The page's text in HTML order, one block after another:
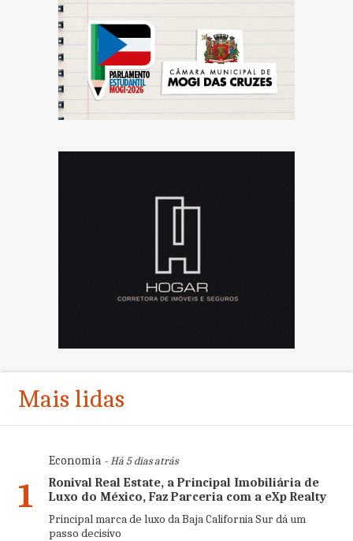
Mais lidas
1
Economia- Há 5 dias atrás
Ronival Real Estate, a Principal Imobiliária de
Luxo do México, Faz Parceria com a eXp Realty
Principal marca de luxo da Baja California Sur dá um
passo decisivo